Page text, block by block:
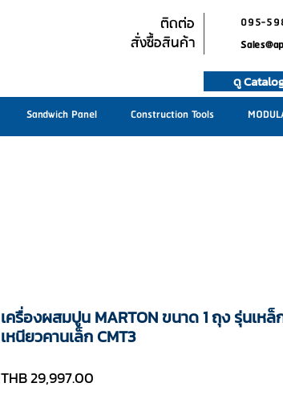
ติดต่อ
สั่งซื้อสินค้า
095-
ดู
Sandwich Panel Construction Tools
เครื่องผสมปูน MARTON ขนาด 1 ถุง รุ่นเหล็
เหนียวคานเล็ก CMT3
THB 29,997.00